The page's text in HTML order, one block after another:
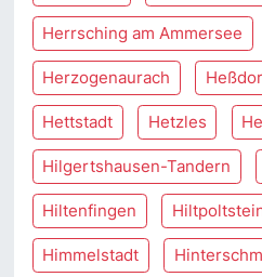
Herrsching am Ammersee
Herzogenaurach
Hettstadt Hetzles
Hilgertshausen-Tandern
Hiltenfingen
Himmelstadt